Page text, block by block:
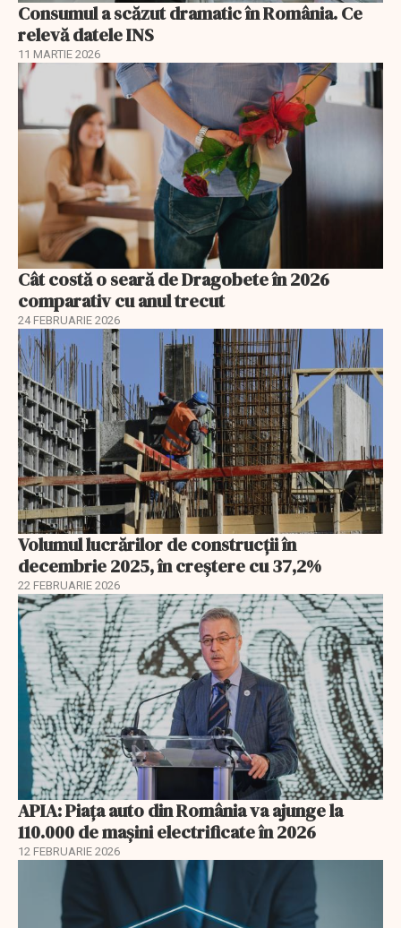
Consumul a scăzut dramatic în România. Ce
relevă datele INS
11 MARTIE 2026
Cât costă o seară de Dragobete în 2026
comparativ cu anul trecut
24 FEBRUARIE 2026
Volumul lucrărilor de construcții în
decembrie 2025, în creștere cu 37,2%
22 FEBRUARIE 2026
APIA: Piața auto din România va ajunge la
110.000 de mașini electrificate în 2026
12 FEBRUARIE 2026
EXCLUSIV